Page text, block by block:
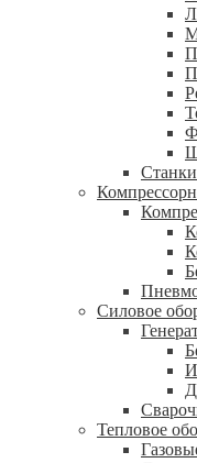
Силовое
Тепловое